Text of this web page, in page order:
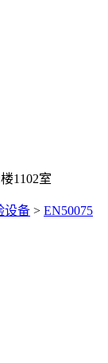
1102室
设备 > EN50075